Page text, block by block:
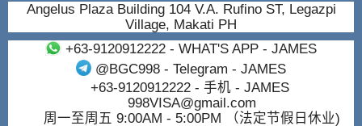
Angelus Plaza Building 104 V.A. Rufino ST, Legazpi
Village, Makati PH
+63-9120912222- WHAT'S APP - JAMES
@BGC998 - Telegram - JAMES
+63-9120912222- 手机 - JAMES
998VISA@gmail.com
周一至周五 9:00AM - 5:00PM （法定节假日休业)